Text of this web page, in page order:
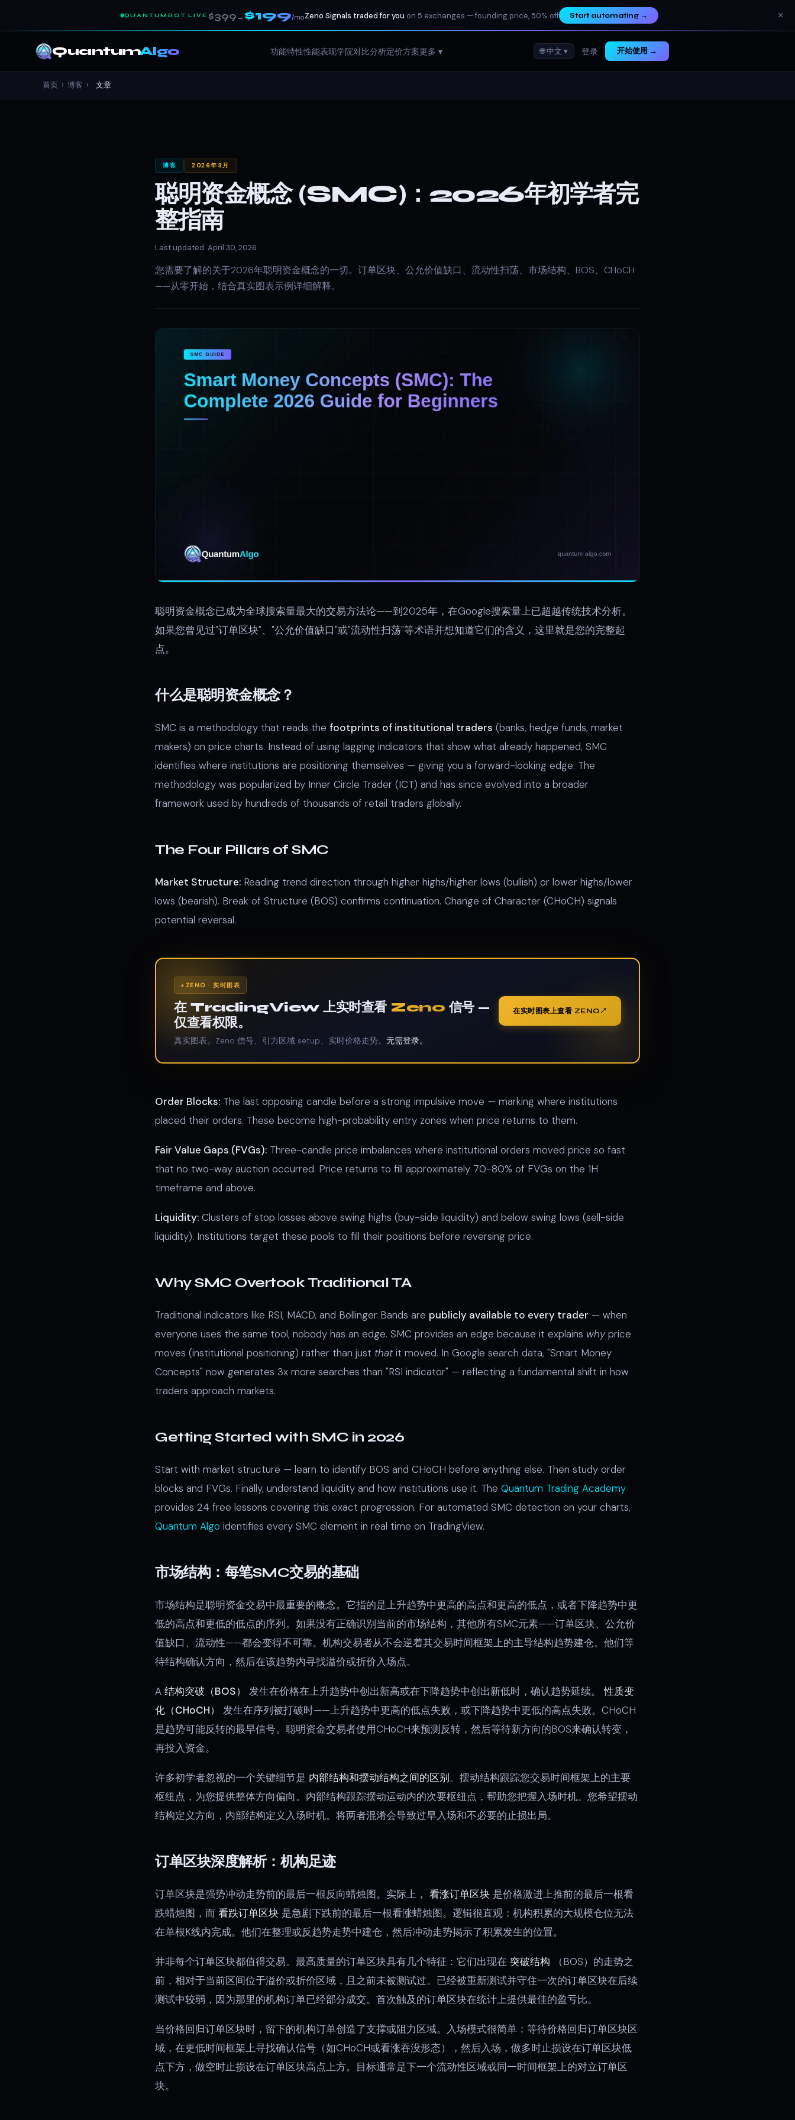
QUANTUMBOT LIVE $399→$199/moZeno Signals traded for you on 5 exchanges — founding price, 50% off Start automating→ ×
QuantumAlgo 功能特性性能表现学院对比分析定价方案更多 ▾ 🌐 中文 ▾ 登录 开始使用 →
首页 › 博客 › 文章
博客 2026年3月
聪明资金概念 (SMC)：2026年初学者完
整指南
Last updated: April 30, 2026
您需要了解的关于2026年聪明资金概念的一切。订单区块、公允价值缺口、流动性扫荡、市场结构、BOS、CHoCH
——从零开始，结合真实图表示例详细解释。
聪明资金概念已成为全球搜索量最大的交易方法论——到2025年，在Google搜索量上已超越传统技术分析。
如果您曾见过"订单区块"、"公允价值缺口"或"流动性扫荡"等术语并想知道它们的含义，这里就是您的完整起
点。
什么是聪明资金概念？
SMC is a methodology that reads the footprints of institutional traders (banks, hedge funds, market
makers) on price charts. Instead of using lagging indicators that show what already happened, SMC
identifies where institutions are positioning themselves — giving you a forward-looking edge. The
methodology was popularized by Inner Circle Trader (ICT) and has since evolved into a broader
framework used by hundreds of thousands of retail traders globally.
The Four Pillars of SMC
Market Structure: Reading trend direction through higher highs/higher lows (bullish) or lower highs/lower
lows (bearish). Break of Structure (BOS) confirms continuation. Change of Character (CHoCH) signals
potential reversal.
ZENO · 实时图表
在 TradingView 上实时查看 Zeno 信号 —
仅查看权限。
真实图表。Zeno 信号、引力区域 setup、实时价格走势。 无需登录。
在实时图表上查看 ZENO
Order Blocks: The last opposing candle before a strong impulsive move — marking where institutions
placed their orders. These become high-probability entry zones when price returns to them.
Fair Value Gaps (FVGs): Three-candle price imbalances where institutional orders moved price so fast
that no two-way auction occurred. Price returns to fill approximately 70-80% of FVGs on the 1H
timeframe and above.
Liquidity: Clusters of stop losses above swing highs (buy-side liquidity) and below swing lows (sell-side
liquidity). Institutions target these pools to fill their positions before reversing price.
Why SMC Overtook Traditional TA
Traditional indicators like RSI, MACD, and Bollinger Bands are publicly available to every trader — when
everyone uses the same tool, nobody has an edge. SMC provides an edge because it explains whyprice
moves (institutional positioning) rather than just thatit moved. In Google search data, "Smart Money
Concepts" now generates 3x more searches than "RSI indicator" — reflecting a fundamental shift in how
traders approach markets.
Getting Started with SMC in 2026
Start with market structure — learn to identify BOS and CHoCH before anything else. Then study order
blocks and FVGs. Finally, understand liquidity and how institutions use it. The Quantum Trading Academy
provides 24 free lessons covering this exact progression. For automated SMC detection on your charts,
Quantum Algo identifies every SMC element in real time on TradingView.
市场结构：每笔SMC交易的基础
市场结构是聪明资金交易中最重要的概念。它指的是上升趋势中更高的高点和更高的低点，或者下降趋势中更
低的高点和更低的低点的序列。如果没有正确识别当前的市场结构，其他所有SMC元素——订单区块、公允价
值缺口、流动性——都会变得不可靠。机构交易者从不会逆着其交易时间框架上的主导结构趋势建仓。他们等
待结构确认方向，然后在该趋势内寻找溢价或折价入场点。
A 结构突破（BOS） 发生在价格在上升趋势中创出新高或在下降趋势中创出新低时，确认趋势延续。性质变
化（CHoCH）
发生在序列被打破时——上升趋势中更高的低点失败，或下降趋势中更低的高点失败。CHoCH
是趋势可能反转的最早信号。聪明资金交易者使用CHoCH来预测反转，然后等待新方向的BOS来确认转变，
再投入资金。
许多初学者忽视的一个关键细节是 内部结构和摆动结构之间的区别。摆动结构跟踪您交易时间框架上的主要
枢纽点，为您提供整体方向偏向。内部结构跟踪摆动运动内的次要枢纽点，帮助您把握入场时机。您希望摆动
结构定义方向，内部结构定义入场时机。将两者混淆会导致过早入场和不必要的止损出局。
订单区块深度解析：机构足迹
订单区块是强势冲动走势前的最后一根反向蜡烛图。实际上， 看涨订单区块 是价格激进上推前的最后一根看
跌蜡烛图，而 看跌订单区块 是急剧下跌前的最后一根看涨蜡烛图。逻辑很直观：机构积累的大规模仓位无法
在单根K线内完成。他们在整理或反趋势走势中建仓，然后冲动走势揭示了积累发生的位置。
并非每个订单区块都值得交易。最高质量的订单区块具有几个特征：它们出现在 突破结构 （BOS）的走势之
前，相对于当前区间位于溢价或折价区域，且之前未被测试过。已经被重新测试并守住一次的订单区块在后续
测试中较弱，因为那里的机构订单已经部分成交。首次触及的订单区块在统计上提供最佳的盈亏比。
当价格回归订单区块时，留下的机构订单创造了支撑或阻力区域。入场模式很简单：等待价格回归订单区块区
域，在更低时间框架上寻找确认信号（如CHoCH或看涨吞没形态），然后入场，做多时止损设在订单区块低
点下方，做空时止损设在订单区块高点上方。目标通常是下一个流动性区域或同一时间框架上的对立订单区
块。